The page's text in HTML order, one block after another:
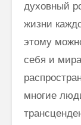
духовный
жизни
этому
себя и
многие